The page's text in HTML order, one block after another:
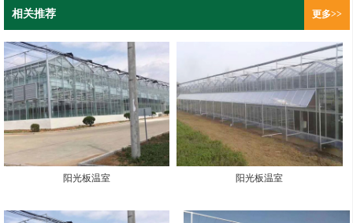
相关推荐 更多>>
阳光板温室 阳光板温室